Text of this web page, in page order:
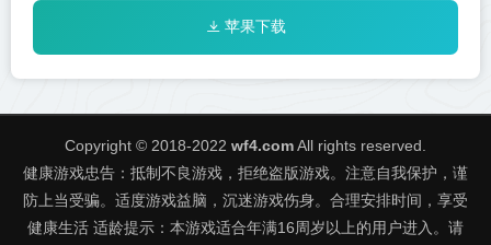
苹果下载
Copyright © 2018-2022 wf4.comAll rights reserved.
健康游戏忠告：抵制不良游戏，拒绝盗版游戏。注意自我保护，谨
防上当受骗。适度游戏益脑，沉迷游戏伤身。合理安排时间，享受
健康生活 适龄提示：本游戏适合年满16周岁以上的用户进入。请